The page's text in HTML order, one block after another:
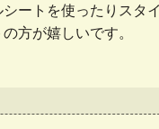
ートを使ったりスタ
方が嬉しいです。